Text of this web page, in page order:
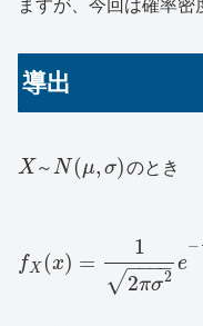
ますが、今回は確率密
導出
X ～ N (μ, σ)のとき
fX (x) =
1
2πσ2
− −
−−
√
e
−